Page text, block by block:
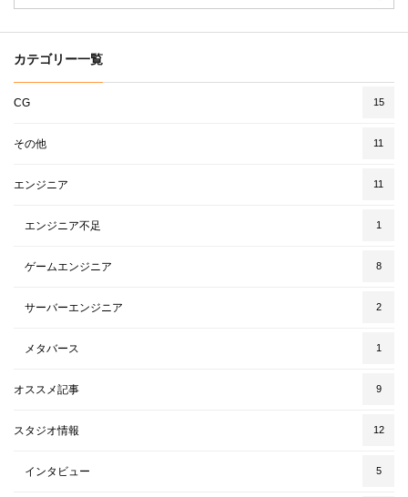
カテゴリー一覧
CG 15
その他 11
エンジニア 11
エンジニア不足 1
ゲームエンジニア 8
サーバーエンジニア 2
メタバース 1
オススメ記事 9
スタジオ情報 12
インタビュー 5